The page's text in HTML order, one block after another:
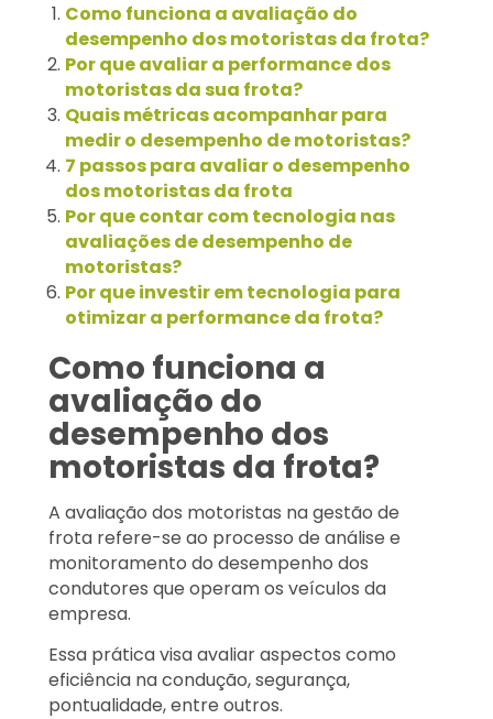
Como funciona a avaliação do
desempenho dos motoristas da frota?
Por que avaliar a performance dos
motoristas da sua frota?
Quais métricas acompanhar para
medir o desempenho de motoristas?
7 passos para avaliar o desempenho
dos motoristas da frota
Por que contar com tecnologia nas
avaliações de desempenho de
motoristas?
Por que investir em tecnologia para
otimizar a performance da frota?
Como funciona a
avaliação do
desempenho dos
motoristas da frota?
A avaliação dos motoristas na gestão de
frota refere-se ao processo de análise e
monitoramento do desempenho dos
condutores que operam os veículos da
empresa.
Essa prática visa avaliar aspectos como
eficiência na condução, segurança,
pontualidade, entre outros.